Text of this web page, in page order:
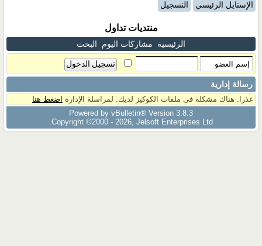
الإستايل الرئيسي التسجيل
منتديات تداول
الرئيسية مشاركات اليوم البحث
رسالة إدارية
عذرا. هناك مشكلة فى ملفات الكوكيز لديك. لمراسلة الإدارة اضغط هنا
Powered by vBulletin® Version 3.8.3
Copyright ©2000 - 2026, Jelsoft Enterprises Ltd.